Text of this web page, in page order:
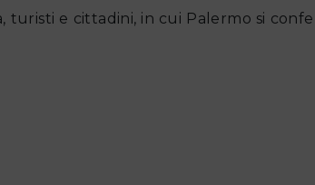
turisti e cittadini, in cui Palermo si